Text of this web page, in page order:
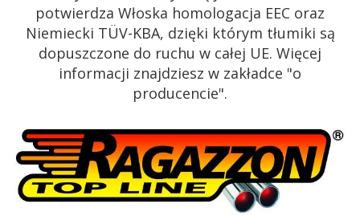
potwierdza Włoska homologacja EEC oraz
Niemiecki TÜV-KBA, dzięki którym tłumiki są
dopuszczone do ruchu w całej UE. Więcej
informacji znajdziesz w zakładce "o
producencie".